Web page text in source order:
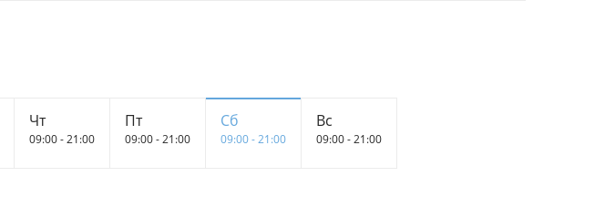
Чт
09:00 - 21:00
Пт
09:00 - 21:00
Сб
09:00 - 21:00
Вс
09:00 - 21:00